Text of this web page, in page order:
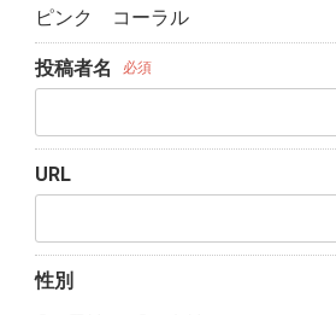
ピンク コーラル
投稿者名 必須
URL
性別